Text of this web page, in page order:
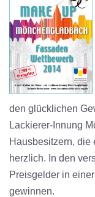
den glücklichen
Lackierer-Innung
Hausbesitzern, die
herzlich. In den
Preisgelder in
gewinnen.